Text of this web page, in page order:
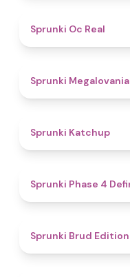
Sprunki Oc Real
Sprunki Megalovania
Sprunki Katchup
Sprunki Phase 4
Sprunki Brud Edition